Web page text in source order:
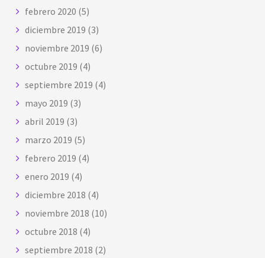
febrero 2020 (5)
diciembre 2019 (3)
noviembre 2019 (6)
octubre 2019 (4)
septiembre 2019 (4)
mayo 2019 (3)
abril 2019 (3)
marzo 2019 (5)
febrero 2019 (4)
enero 2019 (4)
diciembre 2018 (4)
noviembre 2018 (10)
octubre 2018 (4)
septiembre 2018 (2)